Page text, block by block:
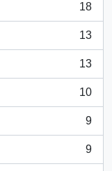
18
13
13
10
9
9